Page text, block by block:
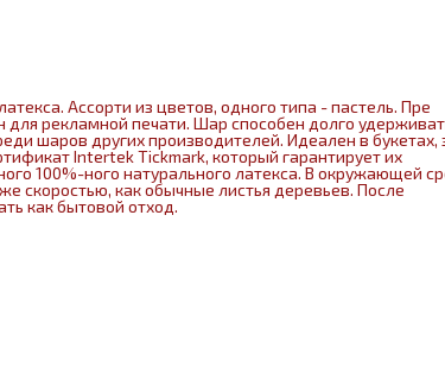
Ассорти из цветов, одного типа - пастель. Пре
рекламной печати. Шар способен долго
шаров других производителей. Идеален в букетах,
Intertek Tickmark, который гарантирует их
100%-ного натурального латекса. В окружающей
скоростью, как обычные листья деревьев. После
как бытовой отход.